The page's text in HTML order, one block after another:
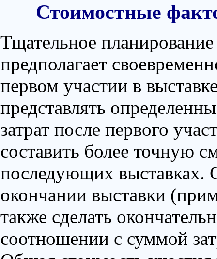
Стоимостные
Тщательное планирование
предполагает
первом участии в
представлять
затрат после первого
составить более точную
последующих выставках.
окончании выставки
также сделать
соотношении с суммой